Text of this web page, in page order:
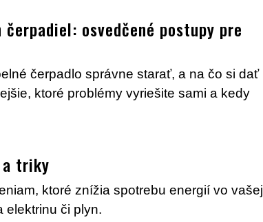
osvedčené postupy pre
čerpadlo správne starať, a na čo si dať
ktoré problémy vyriešite sami a kedy
triky
ktoré znížia spotrebu energií vo vašej
elektrinu či plyn.